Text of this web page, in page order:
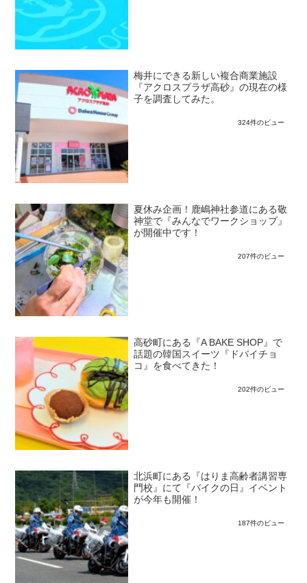
梅井にできる新しい複合商業施設
『アクロスプラザ高砂』の現在の様
子を調査してみた。
324件のビュー
夏休み企画！鹿嶋神社参道にある敬
神堂で『みんなでワークショップ』
が開催中です！
207件のビュー
高砂町にある『A BAKE SHOP』で
話題の韓国スイーツ『ドバイチョ
コ』を食べてきた！
202件のビュー
北浜町にある『はりま高齢者講習専
門校』にて『バイクの日』イベント
が今年も開催！
187件のビュー